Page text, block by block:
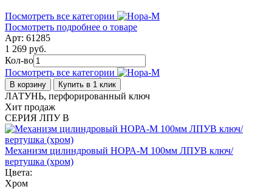
Посмотреть все категории
Посмотреть подробнее о товаре
Арт: 61285
1 269 руб.
Кол-во
Посмотреть все категории
В корзину Купить в 1 клик
ЛАТУНЬ, перфорированный ключ
Хит продаж
СЕРИЯ ЛПУ В
Механизм цилиндровый НОРА-М 100мм ЛПУВ ключ/
вертушка (хром)
Цвета:
Хром